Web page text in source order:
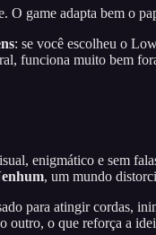
O game adapta bem o
: se você escolheu o
funciona muito bem
enigmático e sem
, um mundo
para atingir cordas,
outro, o que reforça a